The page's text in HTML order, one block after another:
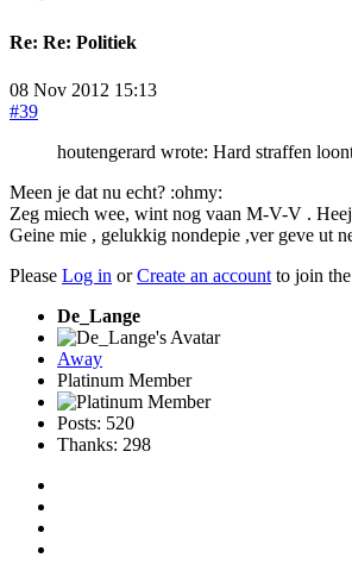
Re: Re: Politiek
08 Nov 2012 15:13
#39
houtengerard wrote: Hard straffen
Meen je dat nu echt? :ohmy:
Zeg miech wee, wint nog vaan M-V-V .
Geine mie , gelukkig nondepie ,ver geve ut
Please Log in orCreate an account to join
De_Lange
Away
Platinum Member
Posts: 520
Thanks: 298